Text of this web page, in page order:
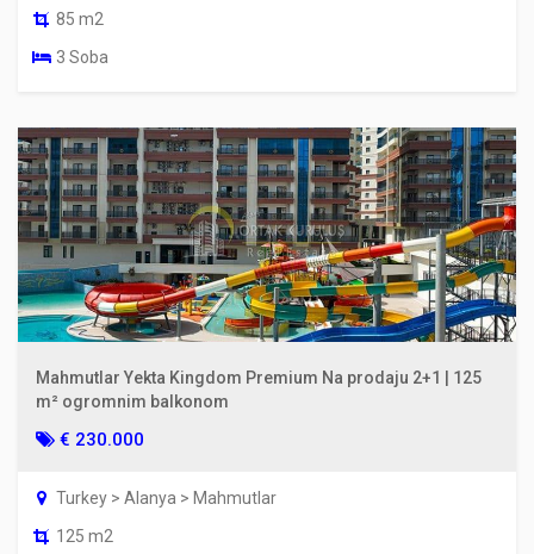
85 m2
3 Soba
Mahmutlar Yekta Kingdom Premium Na prodaju 2+1 | 125
m² ogromnim balkonom
€ 230.000
Turkey > Alanya > Mahmutlar
125 m2